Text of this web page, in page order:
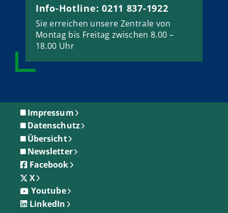
Info-Hotline: 0211 837-1922
Sie erreichen unsere Zentrale von
Montag bis Freitag zwischen 8.00 –
18.00 Uhr
Impressum
Datenschutz
Übersicht
Newsletter
Facebook
X
Youtube
LinkedIn